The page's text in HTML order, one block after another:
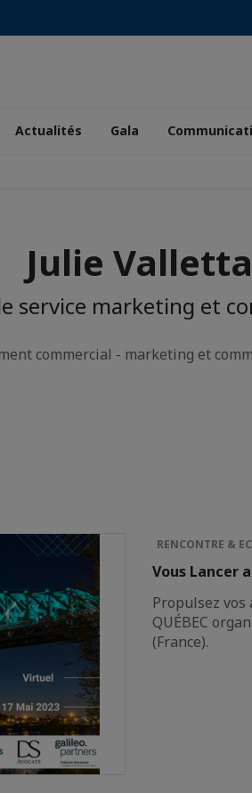
Actualités Gala
Julie Valletta
service marketing et
commercial - marketing et
RENCONTRE &
Vous Lancer
Propulsez vos
QUÉBEC
(France).